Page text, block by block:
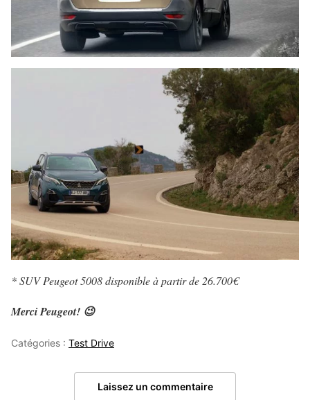
* SUV Peugeot 5008 disponible à partir de 26.700€
Merci Peugeot! 😉
Catégories : Test Drive
Laissez un commentaire